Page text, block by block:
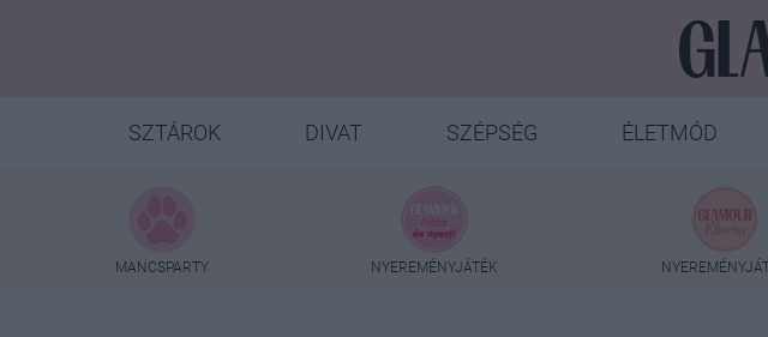
SZTÁROK DIVAT SZÉPSÉG ÉLETMÓD
MANCSPARTY NYEREMÉNYJÁTÉK